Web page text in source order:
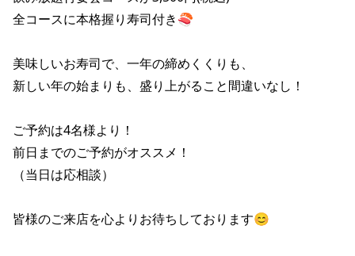
玉鋼
や台や
海老どて食堂
華花
業績推移
株式情報
IRライブラリ
IRライブラリトップ
決算説明資料
有価証券報告書等法定開示資料
IRカレンダー
株価情報
株主優待
IRお問い合わせ
プライバシーポリシー
リンク集
全コースに本格握り寿司付き🍣
美味しいお寿司で、一年の締めくくりも、
新しい年の始まりも、盛り上がること間違いなし！
ご予約は4名様より！
前日までのご予約がオススメ！
（当日は応相談）
皆様のご来店を心よりお待ちしております😊